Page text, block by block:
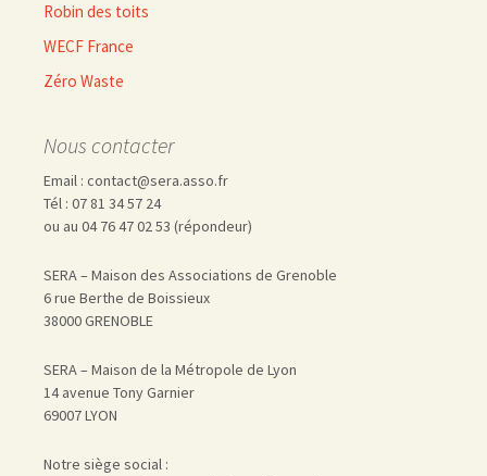
Robin des toits
WECF France
Zéro Waste
Nous contacter
Email : contact@sera.asso.fr
Tél : 07 81 34 57 24
ou au 04 76 47 02 53 (répondeur)
SERA – Maison des Associations de Grenoble
6 rue Berthe de Boissieux
38000 GRENOBLE
SERA – Maison de la Métropole de Lyon
14 avenue Tony Garnier
69007 LYON
Notre siège social :